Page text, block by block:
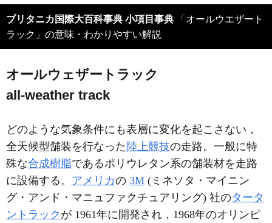
ブリタニカ国際大百科事典 小項目事典 「オールウエザート
ラック」の意味・わかりやすい解説
オールウェザートラック
all-weather track
どのような気象条件にも表層に変化を起こさない，
全天候型舗装を行なった 陸上競技の走路。一般に特
殊な合成樹脂であるポリウレタン系の舗装材を走路
に設備する。 アメリカの 3M (ミネソタ・マイニン
グ・アンド・マニュファクチュアリング) 社のタータ
ントラック が 1961年に開発され，1968年のオリンピ